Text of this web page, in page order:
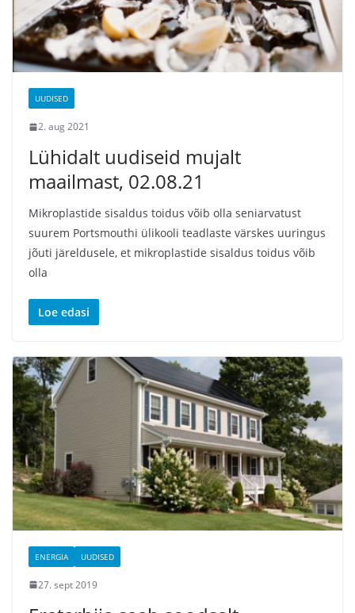
UUDISED
2. aug 2021
Lühidalt uudiseid mujalt
maailmast, 02.08.21
Mikroplastide sisaldus toidus võib olla seniarvatust
suurem Portsmouthi ülikooli teadlaste värskes uuringus
jõuti järeldusele, et mikroplastide sisaldus toidus võib
olla
Loe edasi
ENERGIA UUDISED
27. sept 2019